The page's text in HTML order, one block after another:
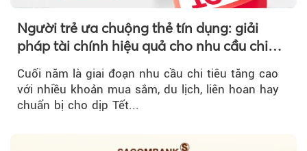
Người trẻ ưa chuộng thẻ tín dụng: giải
pháp tài chính hiệu quả cho nhu cầu chi
tiêu cuối năm
Cuối năm là giai đoạn nhu cầu chi tiêu tăng cao
với nhiều khoản mua sắm, du lịch, liên hoan hay
chuẩn bị cho dịp Tết...